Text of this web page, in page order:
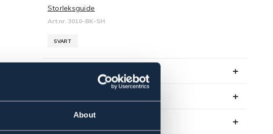
About
Storleksguide
Art.nr. 3010-BK-SH
SVART